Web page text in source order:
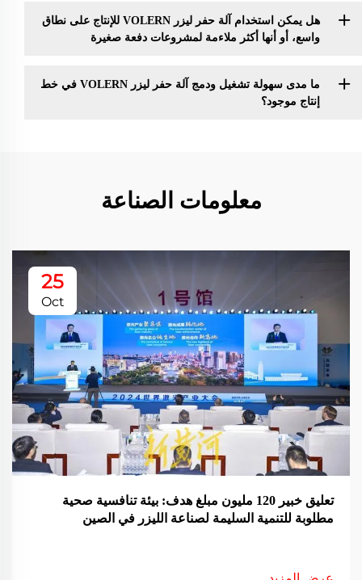
هل يمكن استخدام آلة حفر ليزر VOLERN للإنتاج على نطاق
واسع، أو أنها أكثر ملاءمة لمشروعات دفعة صغيرة
ما مدى سهولة تشغيل ودمج آلة حفر ليزر VOLERN في خط
إنتاج موجود؟
معلومات الصناعة
25
Oct
تعليق خبير 120 مليون مبلغ هدف: بيئة تنافسية صحية
مطلوبة للتنمية السليمة لصناعة الليزر في الصين